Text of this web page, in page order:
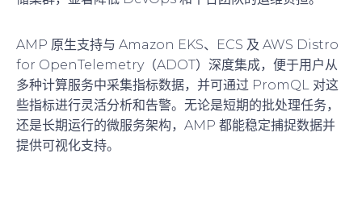
AMP 原生支持与 Amazon EKS、ECS 及 AWS Distro
for OpenTelemetry（ADOT）深度集成，便于用户从
多种计算服务中采集指标数据，并可通过 PromQL 对这
些指标进行灵活分析和告警。无论是短期的批处理任务，
还是长期运行的微服务架构，AMP 都能稳定捕捉数据并
提供可视化支持。